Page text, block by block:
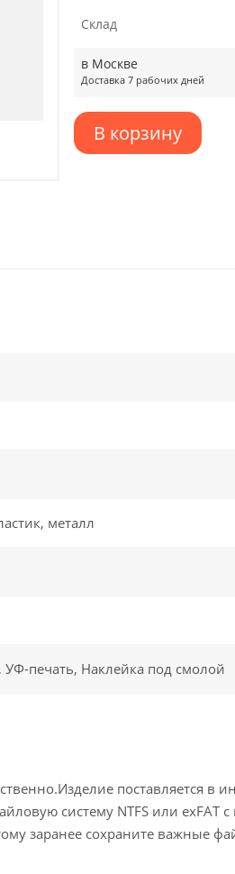
Склад
в Москве
Доставка 7 рабочих дней
В корзину
металл
УФ-печать, Наклейка под смолой
поставляется
систему NTFS или
заранее сохраните важные